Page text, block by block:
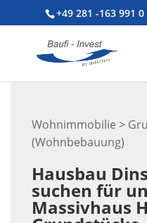
+49 281 -163 991 0
Wohnimmobilie >
(Wohnbebauung)
Hausbau
suchen für
Massivhaus